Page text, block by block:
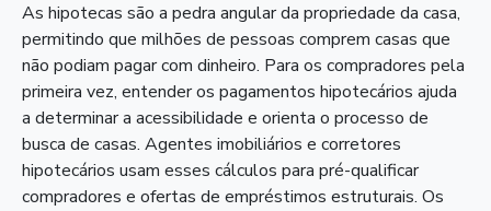
As hipotecas são a pedra angular da propriedade da casa,
permitindo que milhões de pessoas comprem casas que
não podiam pagar com dinheiro. Para os compradores pela
primeira vez, entender os pagamentos hipotecários ajuda
a determinar a acessibilidade e orienta o processo de
busca de casas. Agentes imobiliários e corretores
hipotecários usam esses cálculos para pré-qualificar
compradores e ofertas de empréstimos estruturais. Os